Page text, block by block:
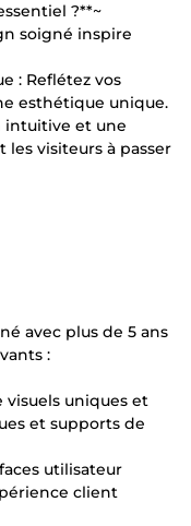
?**~
soigné inspire
: Reflétez vos
esthétique unique.
intuitive et une
visiteurs à passer
avec plus de 5 ans
:
visuels uniques et
et supports de
utilisateur
client